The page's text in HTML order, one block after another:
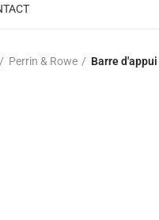
Perrin & Rowe Barre